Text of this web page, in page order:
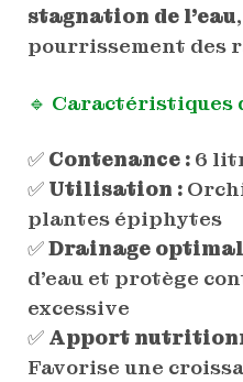
stagnation de l’eau
pourrissement des
🔹 Caractéristiques
✅ Contenance :6
✅ Utilisation :
plantes épiphytes
✅Drainage
d’eau et protège
excessive
✅ Apport
Favorise une